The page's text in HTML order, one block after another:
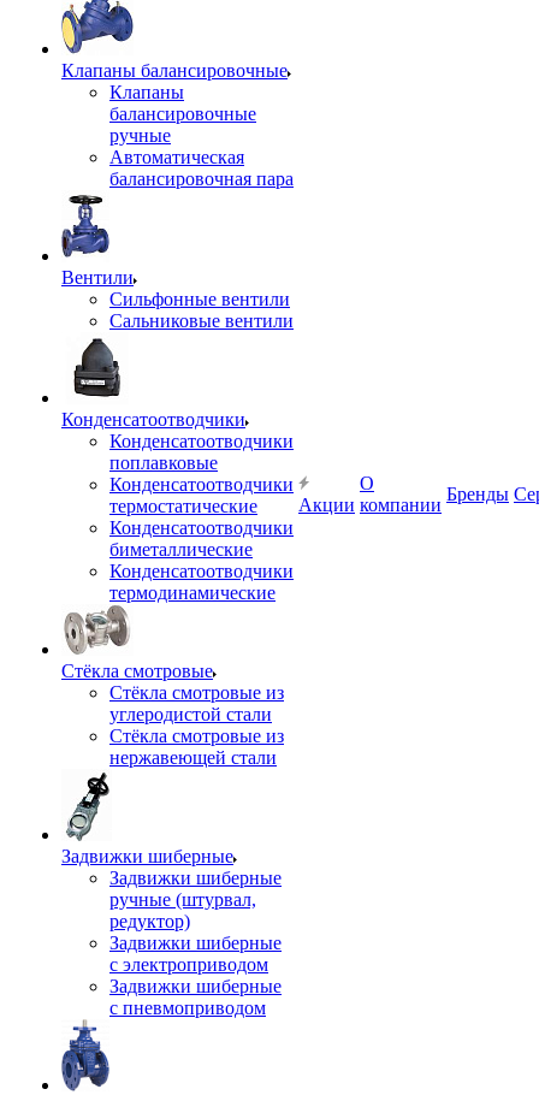
Клапаны балансировочные
Клапаны
балансировочные
ручные
Автоматическая
балансировочная пара
Вентили
Сильфонные вентили
Сальниковые вентили
Конденсатоотводчики
Конденсатоотводчики
поплавковые
Конденсатоотводчики
термостатические
Конденсатоотводчики
биметаллические
Конденсатоотводчики
термодинамические
Стёкла смотровые
Стёкла смотровые из
углеродистой стали
Стёкла смотровые из
нержавеющей стали
Задвижки шиберные
Задвижки шиберные
ручные (штурвал,
редуктор)
Задвижки шиберные
с электроприводом
Задвижки шиберные
с пневмоприводом
Акции
О
компании
Бренды